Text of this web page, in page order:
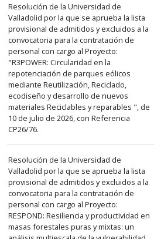
Resolución de la Universidad de
Valladolid por la que se aprueba la lista
provisional de admitidos y excluidos a la
convocatoria para la contratación de
personal con cargo al Proyecto:
"R3POWER: Circularidad en la
repotenciación de parques eólicos
mediante Reutilización, Reciclado,
ecodiseño y desarrollo de nuevos
materiales Reciclables y reparables ", de
10 de julio de 2026, con Referencia
CP26/76.
Resolución de la Universidad de
Valladolid por la que se aprueba la lista
provisional de admitidos y excluidos a la
convocatoria para la contratación de
personal con cargo al Proyecto:
RESPOND: Resiliencia y productividad en
masas forestales puras y mixtas: un